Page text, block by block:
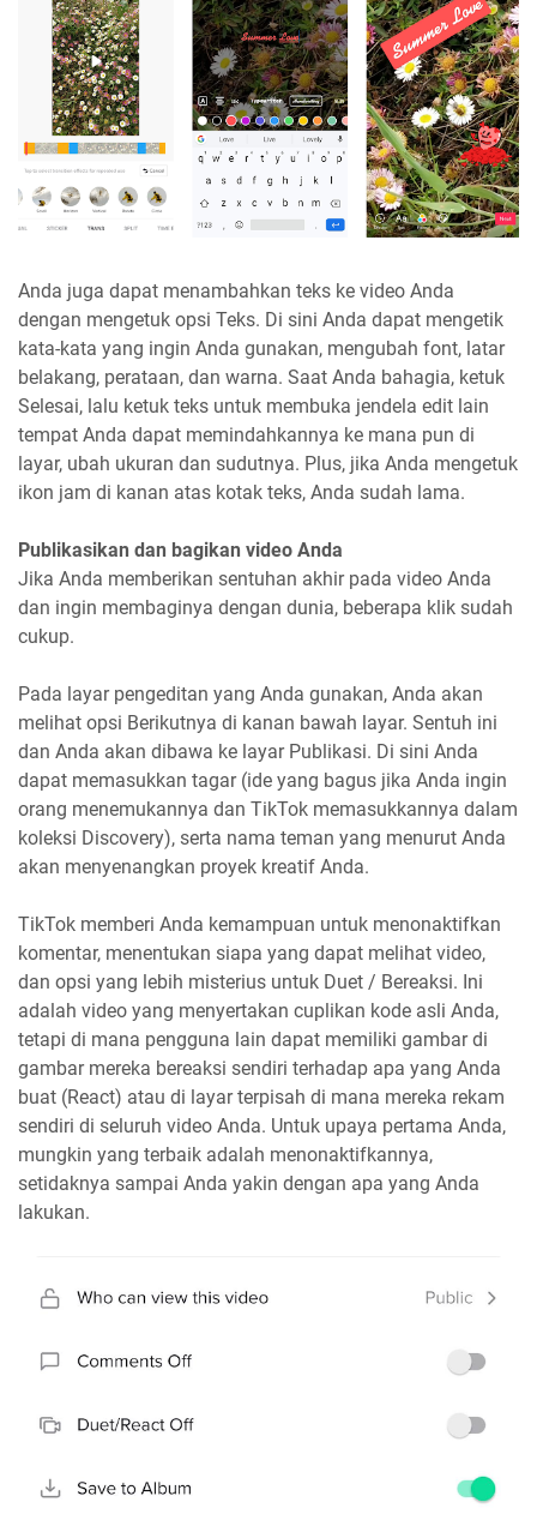
Anda juga dapat menambahkan teks ke video Anda
dengan mengetuk opsi Teks. Di sini Anda dapat mengetik
kata-kata yang ingin Anda gunakan, mengubah font, latar
belakang, perataan, dan warna. Saat Anda bahagia, ketuk
Selesai, lalu ketuk teks untuk membuka jendela edit lain
tempat Anda dapat memindahkannya ke mana pun di
layar, ubah ukuran dan sudutnya. Plus, jika Anda mengetuk
ikon jam di kanan atas kotak teks, Anda sudah lama.
Publikasikan dan bagikan video Anda
Jika Anda memberikan sentuhan akhir pada video Anda
dan ingin membaginya dengan dunia, beberapa klik sudah
cukup.
Pada layar pengeditan yang Anda gunakan, Anda akan
melihat opsi Berikutnya di kanan bawah layar. Sentuh ini
dan Anda akan dibawa ke layar Publikasi. Di sini Anda
dapat memasukkan tagar (ide yang bagus jika Anda ingin
orang menemukannya dan TikTok memasukkannya dalam
koleksi Discovery), serta nama teman yang menurut Anda
akan menyenangkan proyek kreatif Anda.
TikTok memberi Anda kemampuan untuk menonaktifkan
komentar, menentukan siapa yang dapat melihat video,
dan opsi yang lebih misterius untuk Duet / Bereaksi. Ini
adalah video yang menyertakan cuplikan kode asli Anda,
tetapi di mana pengguna lain dapat memiliki gambar di
gambar mereka bereaksi sendiri terhadap apa yang Anda
buat (React) atau di layar terpisah di mana mereka rekam
sendiri di seluruh video Anda. Untuk upaya pertama Anda,
mungkin yang terbaik adalah menonaktifkannya,
setidaknya sampai Anda yakin dengan apa yang Anda
lakukan.